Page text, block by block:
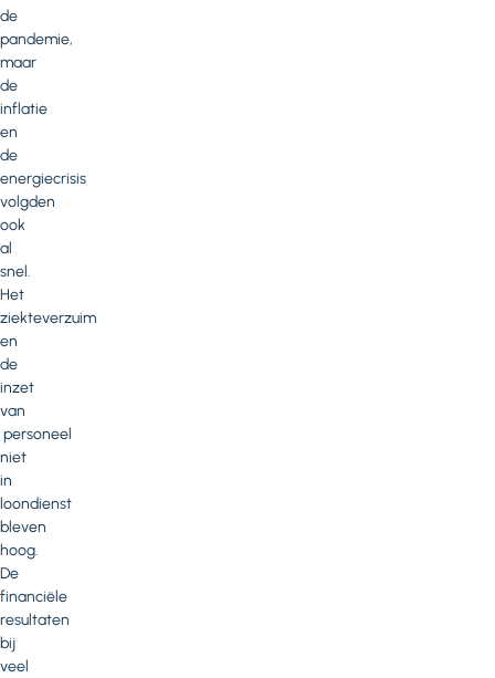
de
pandemie,
maar
de
inflatie
en
de
energiecrisis
volgden
ook
al
snel.
Het
ziekteverzuim
en
de
inzet
van
personeel
niet
in
loondienst
bleven
hoog.
De
financiële
resultaten
bij
veel